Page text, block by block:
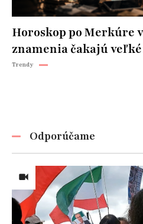
Horoskop po Merkúre
znamenia čakajú veľké
Trendy
Odporúčame